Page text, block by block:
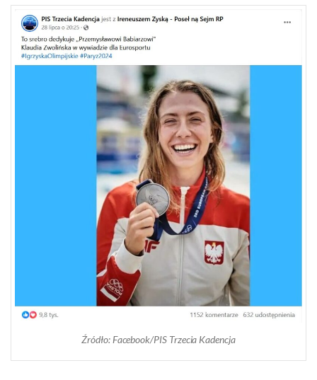
Źródło: Facebook/PIS Trzecia Kadencja